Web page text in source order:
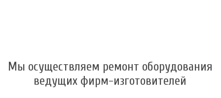
Мы осуществляем ремонт оборудования
ведущих фирм-изготовителей